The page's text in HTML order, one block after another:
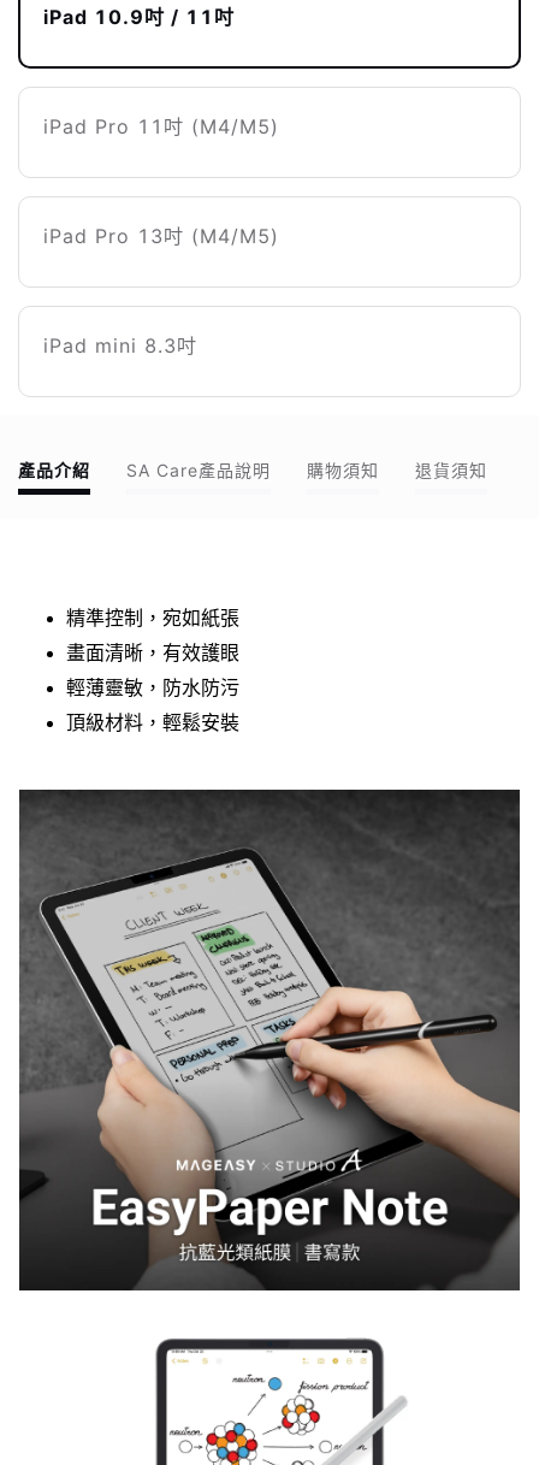
iPad 10.9吋 / 11吋
iPad Pro 11吋 (M4/M5)
iPad Pro 13吋 (M4/M5)
iPad mini 8.3吋
產品介紹 SA Care產品說明 購物須知 退貨須知
精準控制，宛如紙張
畫面清晰，有效護眼
輕薄靈敏，防水防污
頂級材料，輕鬆安裝